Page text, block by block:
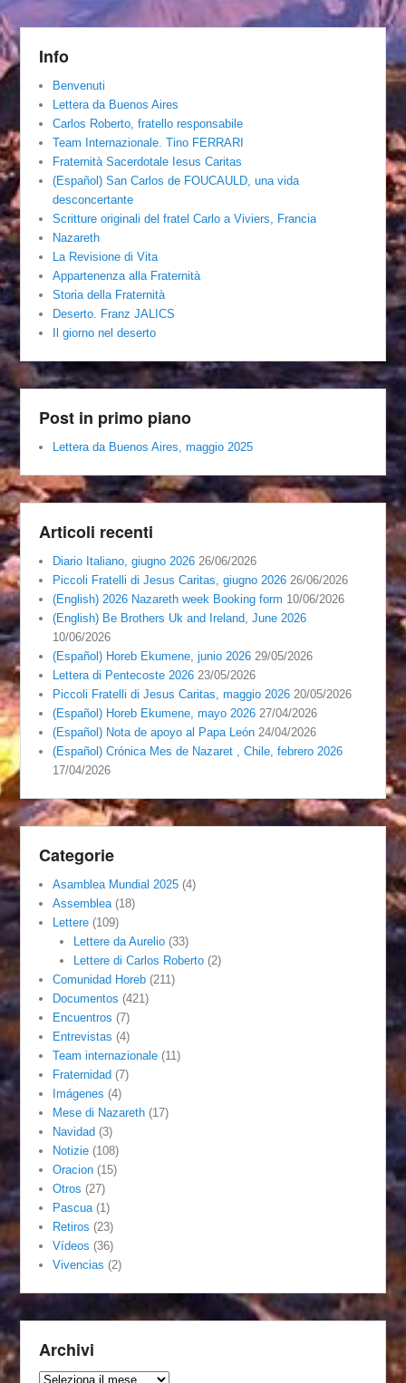
Info
Benvenuti
Lettera da Buenos Aires
Carlos Roberto, fratello responsabile
Team Internazionale. Tino FERRARI
Fraternità Sacerdotale Iesus Caritas
(Español) San Carlos de FOUCAULD, una vida
desconcertante
Scritture originali del fratel Carlo a Viviers, Francia
Nazareth
La Revisione di Vita
Appartenenza alla Fraternità
Storia della Fraternità
Deserto. Franz JALICS
Il giorno nel deserto
Post in primo piano
Lettera da Buenos Aires, maggio 2025
Articoli recenti
Diario Italiano, giugno 2026 26/06/2026
Piccoli Fratelli di Jesus Caritas, giugno 2026 26/06/2026
(English) 2026 Nazareth week Booking form 10/06/2026
(English) Be Brothers Uk and Ireland, June 2026
10/06/2026
(Español) Horeb Ekumene, junio 2026 29/05/2026
Lettera di Pentecoste 2026 23/05/2026
Piccoli Fratelli di Jesus Caritas, maggio 2026 20/05/2026
(Español) Horeb Ekumene, mayo 2026 27/04/2026
(Español) Nota de apoyo al Papa León 24/04/2026
(Español) Crónica Mes de Nazaret , Chile, febrero 2026
17/04/2026
Categorie
Asamblea Mundial 2025 (4)
Assemblea (18)
Lettere (109)
Lettere da Aurelio(33)
Lettere di Carlos Roberto(2)
Comunidad Horeb (211)
Documentos (421)
Encuentros (7)
Entrevistas (4)
Team internazionale (11)
Fraternidad (7)
Imágenes (4)
Mese di Nazareth (17)
Navidad (3)
Notizie (108)
Oracion (15)
Otros (27)
Pascua (1)
Retiros (23)
Vídeos (36)
Vivencias (2)
Archivi
Archivi